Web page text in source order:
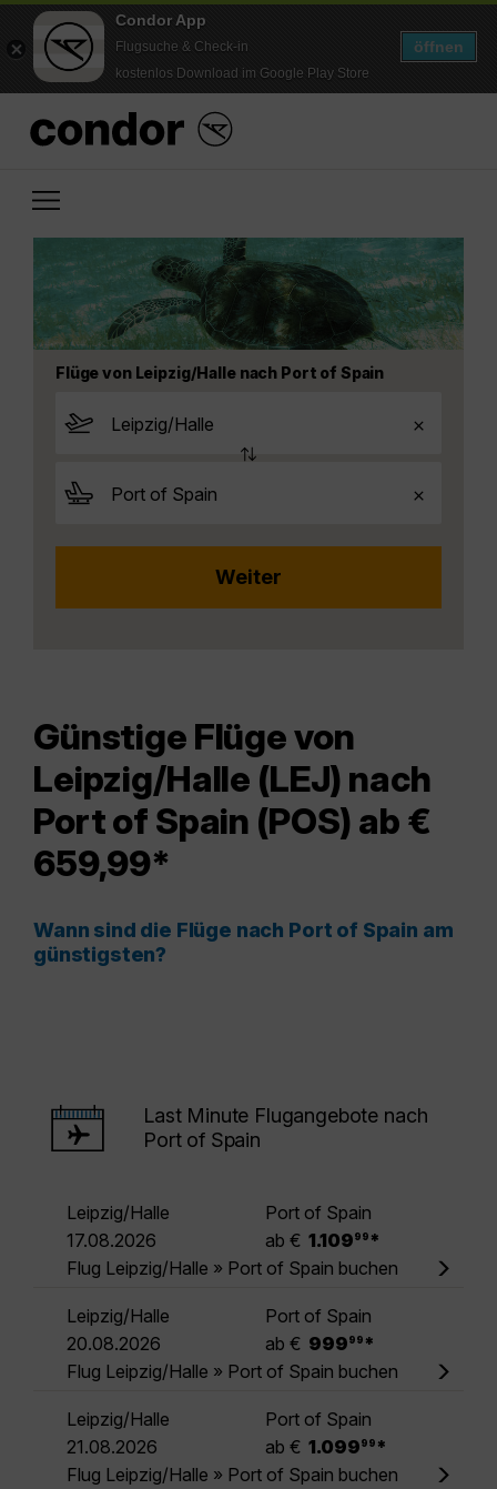
Condor App
Flugsuche & Check-in
kostenlos Download im Google Play Store
öffnen
Flüge von Leipzig/Halle nach Port of Spain
Günstige Flüge von
Leipzig/Halle (LEJ) nach
Port of Spain (POS) ab €
659,99*
Wann sind die Flüge nach Port of Spain am
günstigsten?
Last Minute Flugangebote nach
Port of Spain
Leipzig/Halle
Port of Spain
17.08.2026
ab € 1.109 99 *
Flug Leipzig/Halle » Port of Spain buchen
Leipzig/Halle
Port of Spain
20.08.2026
ab € 999 99 *
Flug Leipzig/Halle » Port of Spain buchen
Leipzig/Halle
Port of Spain
21.08.2026
ab € 1.099 99 *
Flug Leipzig/Halle » Port of Spain buchen